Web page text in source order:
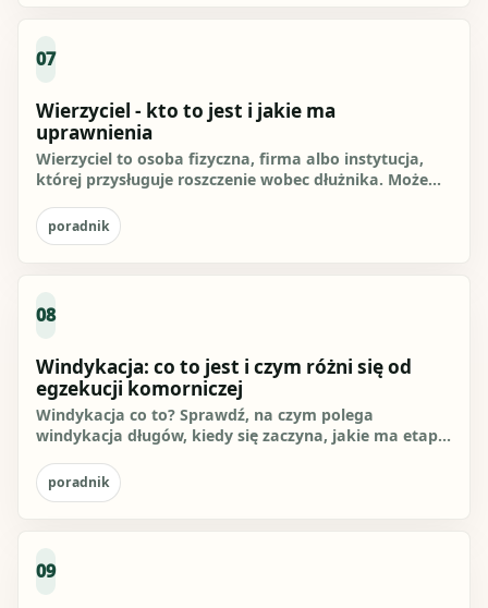
07
Wierzyciel - kto to jest i jakie ma
uprawnienia
Wierzyciel to osoba fizyczna, firma albo instytucja,
której przysługuje roszczenie wobec dłużnika. Może
poradnik
08
Windykacja: co to jest i czym różni się od
egzekucji komorniczej
Windykacja co to? Sprawdź, na czym polega
windykacja długów, kiedy się zaczyna, jakie ma etapy
poradnik
09